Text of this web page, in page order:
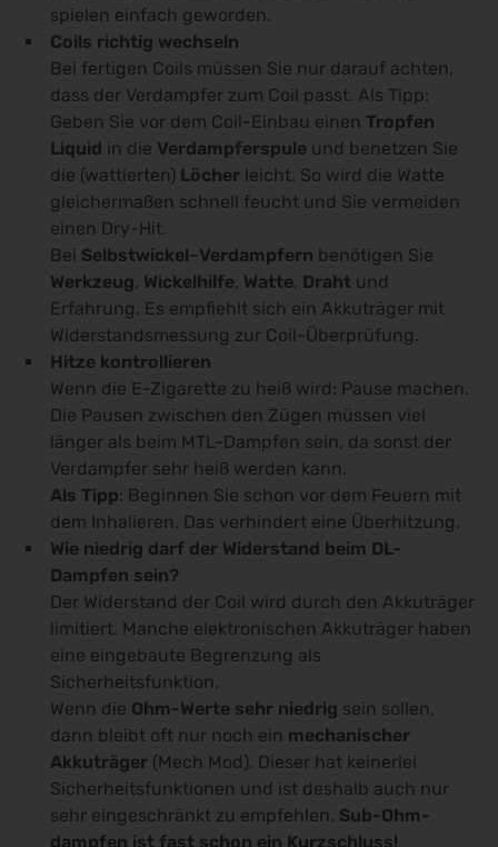
spielen einfach geworden.
Coils richtig wechseln
Bei fertigen Coils müssen Sie nur darauf achten,
dass der Verdampfer zum Coil passt. Als Tipp:
Geben Sie vor dem Coil-Einbau einen Tropfen
Liquid in die Verdampferspule und benetzen Sie
die (wattierten) Löcher leicht. So wird die Watte
gleichermaßen schnell feucht und Sie vermeiden
einen Dry-Hit.
Bei Selbstwickel–Verdampfern benötigen Sie
Werkzeug, Wickelhilfe, Watte, Draht und
Erfahrung. Es empfiehlt sich ein Akkuträger mit
Widerstandsmessung zur Coil-Überprüfung.
Hitze kontrollieren
Wenn die E-Zigarette zu heiß wird: Pause machen.
Die Pausen zwischen den Zügen müssen viel
länger als beim MTL-Dampfen sein, da sonst der
Verdampfer sehr heiß werden kann.
Als Tipp: Beginnen Sie schon vor dem Feuern mit
dem Inhalieren. Das verhindert eine Überhitzung.
Wie niedrig darf der Widerstand beim DL-
Dampfen sein?
Der Widerstand der Coil wird durch den Akkuträger
limitiert. Manche elektronischen Akkuträger haben
eine eingebaute Begrenzung als
Sicherheitsfunktion.
Wenn die Ohm-Werte sehr niedrig sein sollen,
dann bleibt oft nur noch ein mechanischer
Akkuträger (Mech Mod). Dieser hat keinerlei
Sicherheitsfunktionen und ist deshalb auch nur
sehr eingeschränkt zu empfehlen. Sub-Ohm-
dampfen ist fast schon ein Kurzschluss!